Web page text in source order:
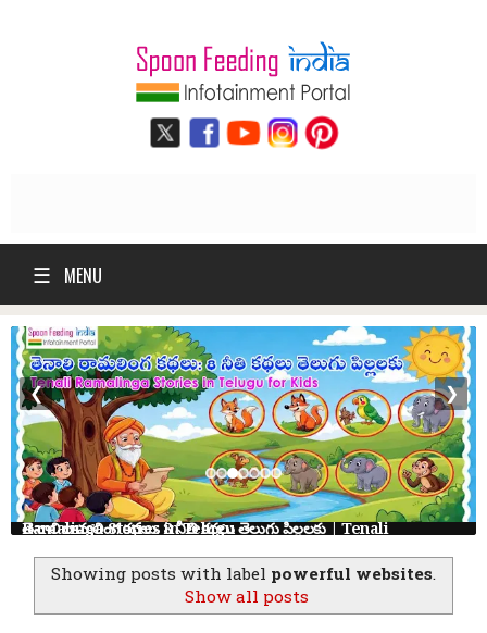
☰ MENU
తెనాలి రామలింగ కథలు: 8 నీతి కథలు తెలుగు పిల్లలకు | Tenali Ramalinga Stories in Telugu
❮ ❯
Showing posts with label powerful websites.
Show all posts